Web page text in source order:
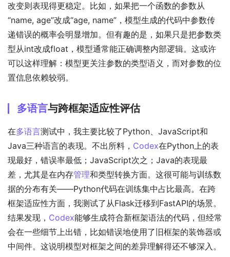
改变则表现得更稳定。比如，如果把一个函数的参数从
“name, age”改成“age, name”，模型生成的代码中参数传
递错误的概率会明显增加。但有趣的是，如果只是把参数类
型从int改成float，模型通常能正确调整内部逻辑。这或许
可以这样理解：模型更关注参数的类型语义，而对参数的位
置信息依赖较弱。
多语言与跨框架适应性评估
在多语言测试中，我主要比较了Python、JavaScript和
Java三种语言的表现。不出所料， Codex在Python上的表
现最好，错误率最低；JavaScript次之；Java的表现最
差，尤其是在内存管理和类型转换方面。这很可能与训练数
据的分布有关——Python代码在训练集中占比最高。在跨
框架适应性方面，我测试了从Flask迁移到FastAPI的场景。
结果发现， Codex能够生成符合新框架语法的代码，但经常
会在一些细节上出错，比如错误地使用了旧框架的装饰器或
中间件。这说明模型对框架之间的差异理解得还不够深入。